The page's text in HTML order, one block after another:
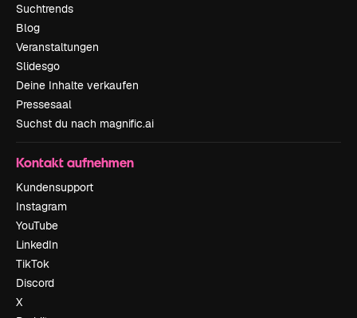
Suchtrends
Blog
Veranstaltungen
Slidesgo
Deine Inhalte verkaufen
Pressesaal
Suchst du nach magnific.ai
Kontakt aufnehmen
Kundensupport
Instagram
YouTube
LinkedIn
TikTok
Discord
X